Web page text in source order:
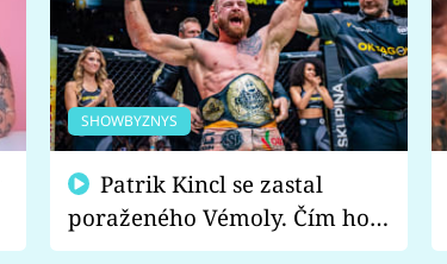
SHOWBYZNYS
poraženého Vémoly. Čím ho
fanoušci naštvali?